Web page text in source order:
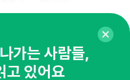
번길 16
남-1023가는 사람들,
고 있어요